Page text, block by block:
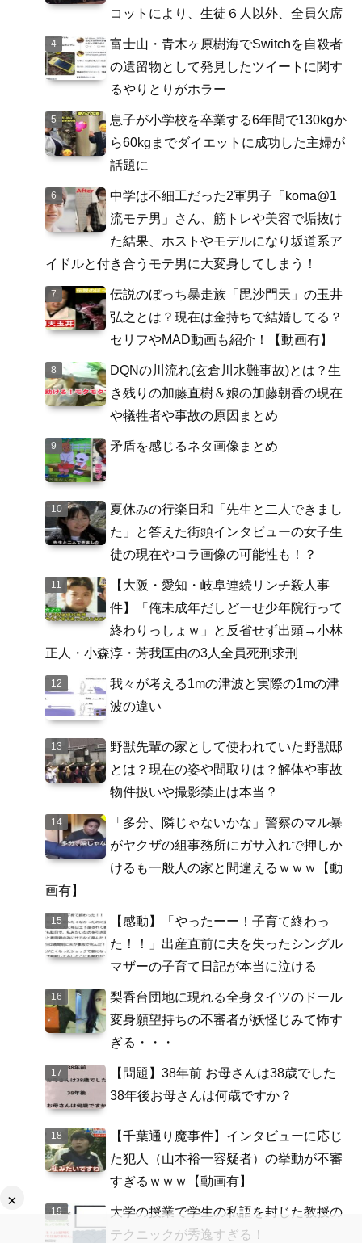
×
コットにより、生徒６人以外、全員欠席
富士山・青木ヶ原樹海でSwitchを自殺者
の遺留物として発見したツイートに関す
るやりとりがホラー
息子が小学校を卒業する6年間で130kgか
ら60kgまでダイエットに成功した主婦が
話題に
中学は不細工だった2軍男子「koma@1
流モテ男」さん、筋トレや美容で垢抜け
た結果、ホストやモデルになり坂道系ア
イドルと付き合うモテ男に大変身してしまう！
伝説のぼっち暴走族「毘沙門天」の玉井
弘之とは？現在は金持ちで結婚してる？
セリフやMAD動画も紹介！【動画有】
DQNの川流れ(玄倉川水難事故)とは？生
き残りの加藤直樹＆娘の加藤朝香の現在
や犠牲者や事故の原因まとめ
矛盾を感じるネタ画像まとめ
夏休みの行楽日和「先生と二人できまし
た」と答えた街頭インタビューの女子生
徒の現在やコラ画像の可能性も！？
【大阪・愛知・岐阜連続リンチ殺人事
件】「俺未成年だしどーせ少年院行って
終わりっしょｗ」と反省せず出頭→小林
正人・小森淳・芳我匡由の3人全員死刑求刑
我々が考える1mの津波と実際の1mの津
波の違い
野獣先輩の家として使われていた野獣邸
とは？現在の姿や間取りは？解体や事故
物件扱いや撮影禁止は本当？
「多分、隣じゃないかな」警察のマル暴
がヤクザの組事務所にガサ入れで押しか
けるも一般人の家と間違えるｗｗｗ【動
画有】
【感動】「やったーー！子育て終わっ
た！！」出産直前に夫を失ったシングル
マザーの子育て日記が本当に泣ける
梨香台団地に現れる全身タイツのドール
変身願望持ちの不審者が妖怪じみて怖す
ぎる・・・
【問題】38年前 お母さんは38歳でした
38年後お母さんは何歳ですか？
【千葉通り魔事件】インタビューに応じ
た犯人（山本裕一容疑者）の挙動が不審
すぎるｗｗｗ【動画有】
大学の授業で学生の私語を封じた教授の
テクニックが秀逸すぎる！